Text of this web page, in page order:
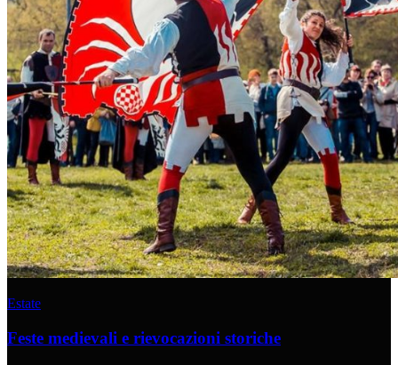
Estate
Feste medievali e rievocazioni storiche